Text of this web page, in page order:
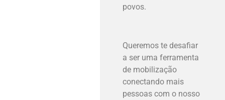
povos.
Queremos te desafiar
a ser uma ferramenta
de mobilização
conectando mais
pessoas com o nosso